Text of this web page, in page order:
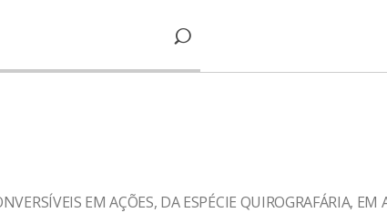
EM AÇÕES, DA ESPÉCIE QUIROGRAFÁRIA, EM